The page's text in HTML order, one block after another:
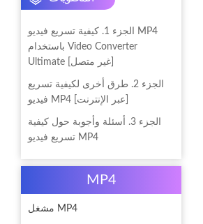
الجزء 1. كيفية تسريع فيديو MP4
باستخدام Video Converter
الجزء 2. طرق أخرى لكيفية تسريع
الجزء 3. أسئلة وأجوبة حول كيفية
تسريع فيديو MP4
MP4
مشغل MP4